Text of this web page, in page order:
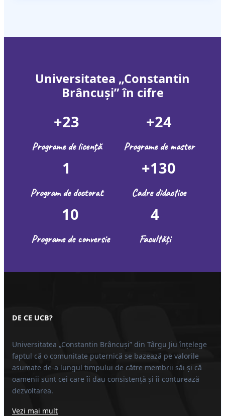
Universitatea „Constantin
Brâncuși”în cifre
+23
Programe de licență
+24
Programe de master
1
Program de doctorat
+130
Cadre didactice
10
Programe de conversie
4
Facultăți
DE CE UCB?
Universitatea „Constantin Brâncuși” din Târgu Jiu înțelege
faptul că o comunitate puternică se bazează pe valorile
asumate de-a lungul timpului de către membrii săi și că
oamenii sunt cei care îi dau consistență și îi conturează
dezvoltarea.
Vezi mai mult